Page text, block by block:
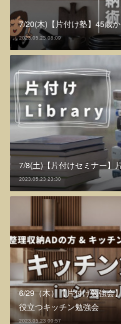
7/20(木)【片付け塾】45歳
2023.05.25 08:09
7/8(土)【片付けセミナー】
2023.05.23 23:30
6/29（木）【片付け勉強会
役立つキッチン勉強会
2023.05.23 00:57